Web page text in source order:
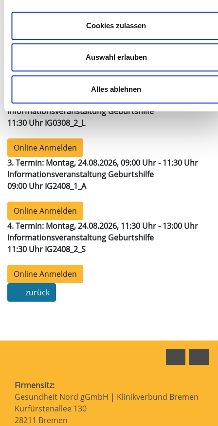
Cookies zulassen
Auswahl erlauben
Alles ablehnen
Termin(e):
1. Termin: Montag, 03.08.2026, 09:00 Uhr - 10:30 Uhr
Informationsveranstaltung Geburtshilfe
09:00 Uhr IG10308_1_K
2. Termin: Montag, 03.08.2026, 11:30 Uhr - 13:00 Uhr
Informationsveranstaltung Geburtshilfe
11:30 Uhr IG0308_2_L
Online Anmelden
3. Termin: Montag, 24.08.2026, 09:00 Uhr - 11:30 Uhr
Informationsveranstaltung Geburtshilfe
09:00 Uhr IG2408_1_A
Online Anmelden
4. Termin: Montag, 24.08.2026, 11:30 Uhr - 13:00 Uhr
Informationsveranstaltung Geburtshilfe
11:30 Uhr IG2408_2_S
Online Anmelden
zurück
Firmensitz:
Gesundheit Nord gGmbH | Klinikverbund Bremen
Kurfürstenallee 130
28211 Bremen